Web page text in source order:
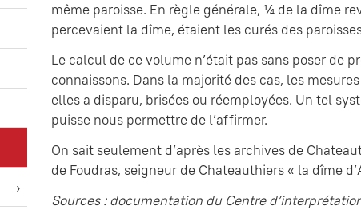
même paroisse. En règle générale, ¼ de la dîme
percevaient la dîme, étaient les curés des
Le calcul de ce volume n’était pas sans poser de
connaissons. Dans la majorité des cas, les
elles a disparu, brisées ou réemployées. Un tel
puisse nous permettre de l’affirmer.
On sait seulement d’après les archives de
de Foudras, seigneur de Chateauthiers « la dîme
Sources : documentation du Centre